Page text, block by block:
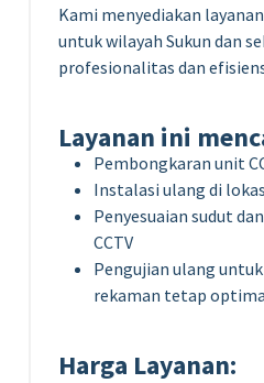
Kami menyediakan
untuk wilayah Sukun dan
profesionalitas dan
Layanan ini
Pembongkaran unit
Instalasi ulang di
Penyesuaian sudut
CCTV
Pengujian ulang
rekaman tetap
Harga Layanan: